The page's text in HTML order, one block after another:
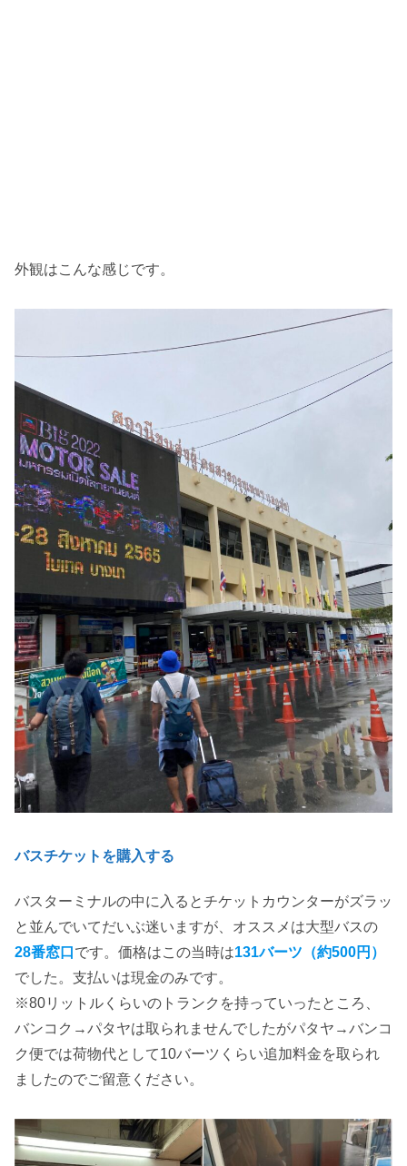
外観はこんな感じです。
バスチケットを購入する
バスターミナルの中に入るとチケットカウンターがズラッ
と並んでいてだいぶ迷いますが、オススメは大型バスの
28番窓口 です。価格はこの当時は131バーツ（約500円）
でした。支払いは現金のみです。
※80リットルくらいのトランクを持っていったところ、
バンコク→パタヤは取られませんでしたがパタヤ→バンコ
ク便では荷物代として10バーツくらい追加料金を取られ
ましたのでご留意ください。